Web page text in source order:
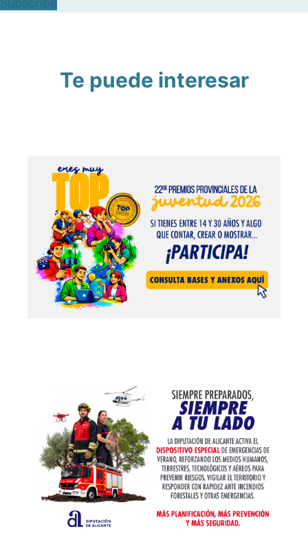
Te puede interesar